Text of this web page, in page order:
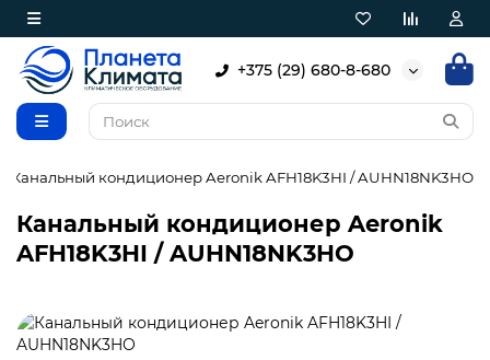
+375 (29) 680-8-680
Канальный кондиционер Aeronik AFH18K3HI / AUHN18NK3HO
Канальный кондиционер Aeronik
AFH18K3HI / AUHN18NK3HO